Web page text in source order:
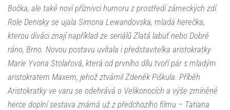
Bočka, ale také noví příznivci humoru z prostředí zámeckých zdí.
Role Denisky se ujala Simona Lewandovska, mladá herečka,
kterou diváci znají například ze seriálů Zlatá labuť nebo Dobré
ráno, Brno. Novou postavu uvítala i představitelka aristokratky
Marie Yvona Stolařová, která od prvního dílu tvoří pár s mladým
aristokratem Maxem, jehož ztvárnil Zdeněk Piškula. Příběh
Aristokratky ve varu se odehrává o Velikonocích a výše zmíněné
herce doplní sestava známá už z předchozího filmu – Tatiana